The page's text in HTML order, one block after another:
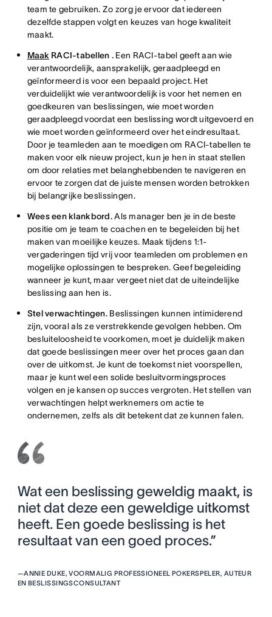
team te gebruiken. Zo zorg je ervoor dat iedereen
dezelfde stappen volgt en keuzes van hoge kwaliteit
maakt.
Maak RACI-tabellen . Een RACI-tabel geeft aan wie
verantwoordelijk, aansprakelijk, geraadpleegd en
geïnformeerd is voor een bepaald project. Het
verduidelijkt wie verantwoordelijk is voor het nemen en
goedkeuren van beslissingen, wie moet worden
geraadpleegd voordat een beslissing wordt uitgevoerd en
wie moet worden geïnformeerd over het eindresultaat.
Door je teamleden aan te moedigen om RACI-tabellen te
maken voor elk nieuw project, kun je hen in staat stellen
om door relaties met belanghebbenden te navigeren en
ervoor te zorgen dat de juiste mensen worden betrokken
bij belangrijke beslissingen.
Wees een klankbord.Als manager ben je in de beste
positie om je team te coachen en te begeleiden bij het
maken van moeilijke keuzes. Maak tijdens 1:1-
vergaderingen tijd vrij voor teamleden om problemen en
mogelijke oplossingen te bespreken. Geef begeleiding
wanneer je kunt, maar vergeet niet dat de uiteindelijke
beslissing aan hen is.
Stel verwachtingen. Beslissingen kunnen intimiderend
zijn, vooral als ze verstrekkende gevolgen hebben. Om
besluiteloosheid te voorkomen, moet je duidelijk maken
dat goede beslissingen meer over het proces gaan dan
over de uitkomst. Je kunt de toekomst niet voorspellen,
maar je kunt wel een solide besluitvormingsproces
volgen en je kansen op succes vergroten. Het stellen van
verwachtingen helpt werknemers om actie te
ondernemen, zelfs als dit betekent dat ze kunnen falen.
Wat een beslissing geweldig maakt, is
niet dat deze een geweldige uitkomst
heeft. Een goede beslissing is het
resultaat van een goed proces.”
—ANNIE DUKE, VOORMALIG PROFESSIONEEL POKERSPELER, AUTEUR
EN BESLISSINGSCONSULTANT